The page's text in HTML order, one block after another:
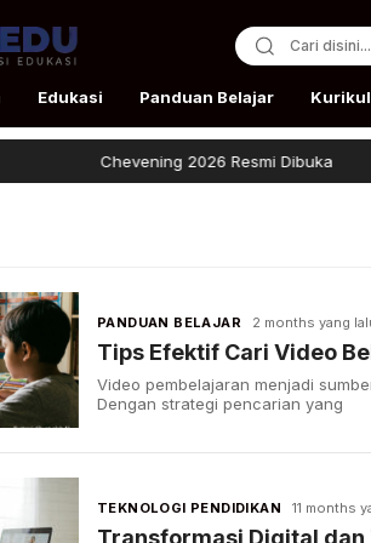
Edukasi Panduan Belajar
Chevening 2026 Resmi Dibuka
PANDUAN BELAJAR 2 months yang
Tips Efektif Cari Video
Video pembelajaran menjadi
Dengan strategi pencarian yang
TEKNOLOGI PENDIDIKAN 11 months
Transformasi Digital